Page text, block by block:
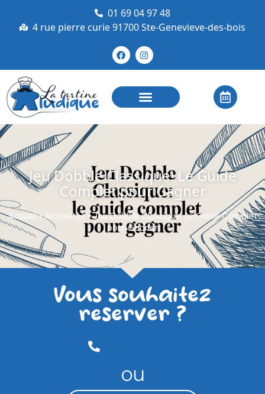
01 69 04 97 48
4 rue pierre curie 91700 Ste-Genevieve-des-bois
Jeu Dobble Classique: Le Guide
Complet pour Gagner
Accueil»Actualités»Jeu Dobble Classique: Le Guide Complet
pour Gagner
Vous souhaitez
reserver ?
01.69.04.97.48
ou